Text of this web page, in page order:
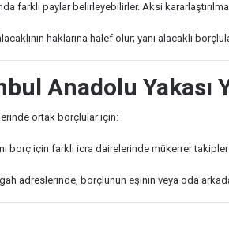
farklı paylar belirleyebilirler. Aksi
haklarına halef olur; yani alacaklı
Anadolu Yakası
ortak borçlular için:
borç için farklı icra dairelerinde mükerrer
adreslerinde, borçlunun eşinin veya oda